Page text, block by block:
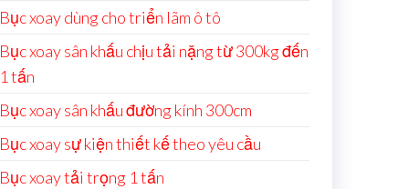
Bục xoay dùng cho triển lãm ô tô
Bục xoay sân khấu chịu tải nặng từ 300kg đến
1 tấn
Bục xoay sân khấu đường kính 300cm
Bục xoay sự kiện thiết kế theo yêu cầu
Bục xoay tải trọng 1 tấn